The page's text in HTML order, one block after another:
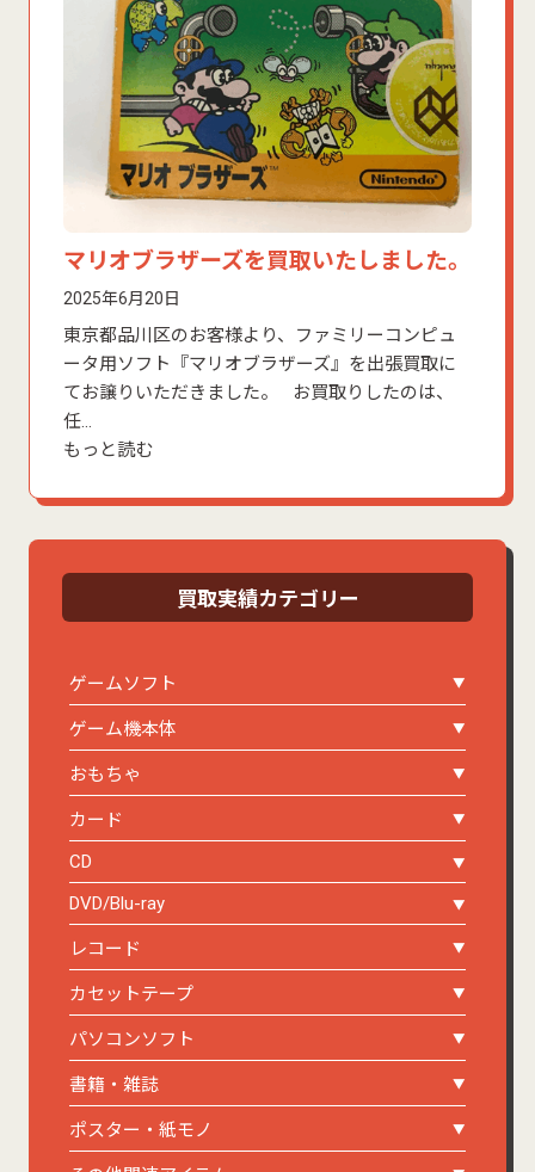
マリオブラザーズを買取いたしました。
2025年6月20日
東京都品川区のお客様より、ファミリーコンピュ
ータ用ソフト『マリオブラザーズ』を出張買取に
てお譲りいただきました。 お買取りしたのは、
任…
もっと読む
買取実績カテゴリー
ゲームソフト
ゲーム機本体
おもちゃ
カード
CD
DVD/Blu-ray
レコード
カセットテープ
パソコンソフト
書籍・雑誌
ポスター・紙モノ